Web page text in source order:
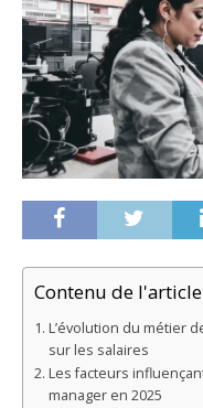
Contenu de l'article
L’évolution du métier
sur les salaires
Les facteurs
manager en 2025